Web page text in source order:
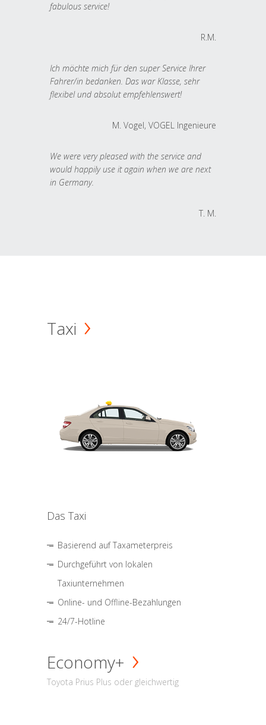
fabulous service!
R.M.
Ich möchte mich für den super Service Ihrer
Fahrer/in bedanken. Das war Klasse, sehr
flexibel und absolut empfehlenswert!
M. Vogel, VOGEL Ingenieure
We were very pleased with the service and
would happily use it again when we are next
in Germany.
T. M.
Taxi
Das Taxi
Basierend auf Taxameterpreis
Durchgeführt von lokalen
Taxiunternehmen
Online- und Offline-Bezahlungen
24/7-Hotline
Economy+
Toyota Prius Plus oder gleichwertig